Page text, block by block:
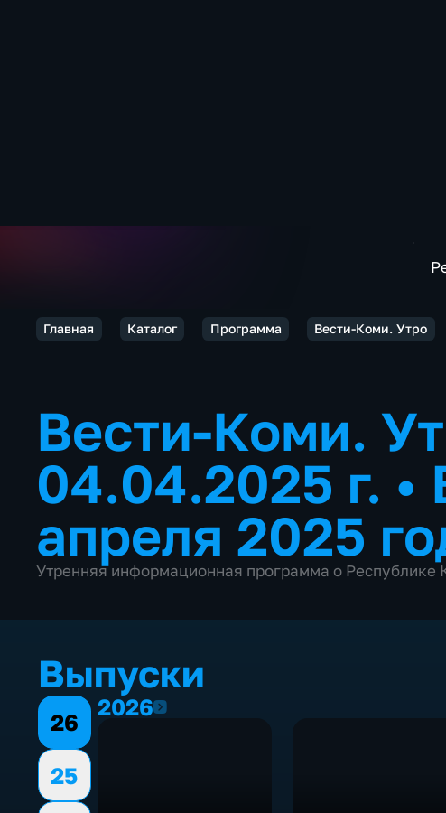
Главная Каталог Программа Вести-Коми. Утро
Вести-Коми.
04.04.2025 г. •
апреля 2025
Утренняя информационная программа о Республике
Выпуски
26
25
20262026